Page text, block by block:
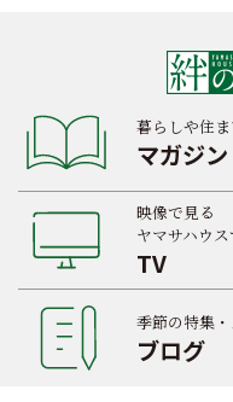
暮らしや住
マガジン
映像で見る
ヤマサハウ
TV
季節の特集
ブログ